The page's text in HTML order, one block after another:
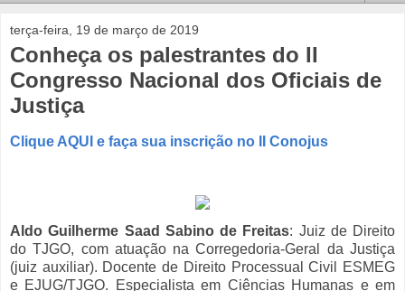
terça-feira, 19 de março de 2019
Conheça os palestrantes do II
Congresso Nacional dos Oficiais de
Justiça
Clique AQUI e faça sua inscrição no II Conojus
Aldo Guilherme Saad Sabino de Freitas: Juiz de Direito
do TJGO, com atuação na Corregedoria-Geral da Justiça
(juiz auxiliar). Docente de Direito Processual Civil ESMEG
e EJUG/TJGO. Especialista em Ciências Humanas e em